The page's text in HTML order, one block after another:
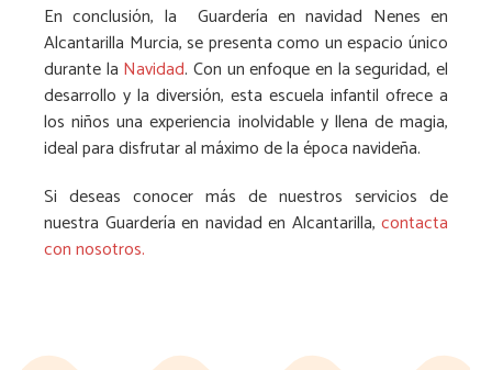
En conclusión, la Guardería en navidad Nenes en
Alcantarilla Murcia, se presenta como un espacio único
durante la Navidad. Con un enfoque en la seguridad, el
desarrollo y la diversión, esta escuela infantil ofrece a
los niños una experiencia inolvidable y llena de magia,
ideal para disfrutar al máximo de la época navideña.
Si deseas conocer más de nuestros servicios de
nuestra Guardería en navidad en Alcantarilla, contacta
con nosotros.